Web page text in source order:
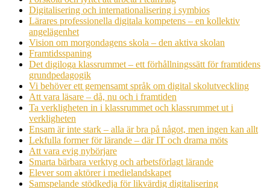
Digitalisering och internationalisering i symbios
Lärares professionella digitala kompetens – en kollektiv
angelägenhet
Vision om morgondagens skola – den aktiva skolan
Framtidsspaning
Det digiloga klassrummet – ett förhållningssätt för framtidens
grundpedagogik
Vi behöver ett gemensamt språk om digital skolutveckling
Att vara läsare – då, nu och i framtiden
Ta verkligheten in i klassrummet och klassrummet ut i
verkligheten
Ensam är inte stark – alla är bra på något, men ingen kan allt
Lekfulla former för lärande – där IT och drama möts
Att vara evig nybörjare
Smarta bärbara verktyg och arbetsförlagt lärande
Elever som aktörer i medielandskapet
Samspelande stödkedja för likvärdig digitalisering